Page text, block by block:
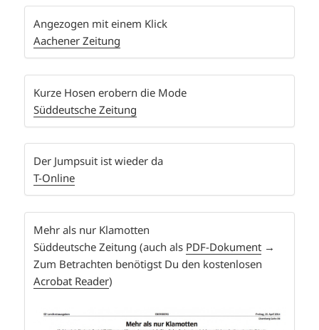
Angezogen mit einem Klick
Aachener Zeitung
Kurze Hosen erobern die Mode
Süddeutsche Zeitung
Der Jumpsuit ist wieder da
T-Online
Mehr als nur Klamotten
Süddeutsche Zeitung (auch als PDF-Dokument →
Zum Betrachten benötigst Du den kostenlosen
Acrobat Reader)